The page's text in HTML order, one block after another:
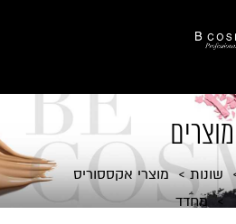
מוצרים
שונות
מוצרי אקססוריס
מחדד